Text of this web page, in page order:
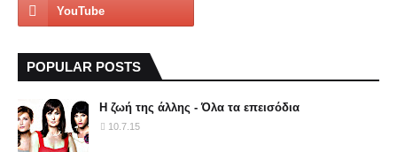
POPULAR POSTS
Η ζωή της άλλης - Όλα τα επεισόδια
10.7.15